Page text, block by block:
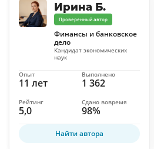
Ирина Б.
Проверенный автор
Финансы и банковское
дело
Кандидат экономических
наук
11 лет
Опыт
1 362
Выполнено
5,0
Рейтинг
98%
Сдано вовремя
Найти автора